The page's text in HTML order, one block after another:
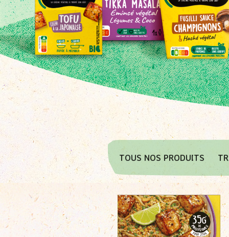
TOUS NOS PRODUITS